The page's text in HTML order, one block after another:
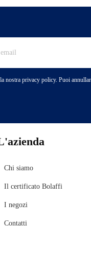
nostra privacy policy. Puoi
Chi siamo
Il certificato Bolaffi
I negozi
Contatti